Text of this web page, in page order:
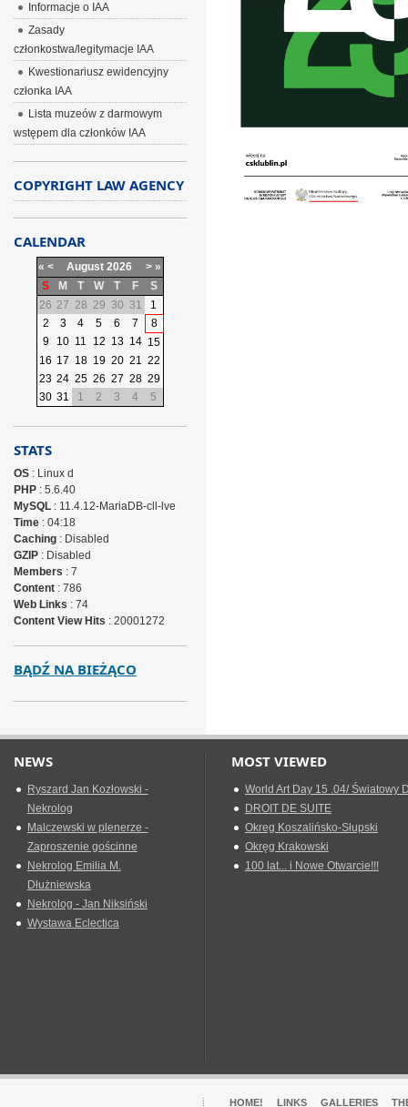
Informacje o IAA
Zasady
członkostwa/legitymacje IAA
Kwestionariusz ewidencyjny
członka IAA
Lista muzeów z darmowym
wstępem dla członków IAA
COPYRIGHT LAW AGENCY
CALENDAR
« < August 2026 > »
S
M T W T F
S
26 27 28 29 30 31
1
2
3 4 5 6 7
8
9
10 11 12 13 14 15
16 17 18 19 20 21 22
23 24 25 26 27 28 29
30 31 1 2 3 4 5
STATS
OS: Linux d
PHP: 5.6.40
MySQL: 11.4.12-MariaDB-cll-lve
Time: 04:18
Caching: Disabled
GZIP: Disabled
Members : 7
Content: 786
Web Links : 74
Content View Hits : 20001272
BĄDŹ NA BIEŻĄCO
NEWS
Ryszard Jan Kozłowski -
Nekrolog
Malczewski w plenerze -
Zaproszenie gościnne
Nekrolog Emilia M.
Dłużniewska
Nekrolog - Jan Niksiński
Wystawa Eclectica
MOST VIEWED
World Art Day 15 .04/ Światowy
DROIT DE SUITE
Okreg Koszalińsko-Słupski
Okręg Krakowski
100 lat... i Nowe Otwarcie!!!
HOME! LINKS GALLERIES